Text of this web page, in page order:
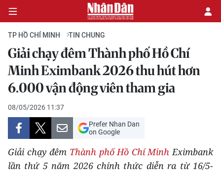
CHÍNH TRỊ
KINH TẾ
VĂN HÓA
XÃ HỘI
PHÁP LUẬT
TP HỒ CHÍ MINH TIN CHUNG
Giải chạy đêm Thành phố Hồ Chí
Minh Eximbank 2026 thu hút hơn
6.000 vận động viên tham gia
08/05/2026 11:37
Prefer Nhan Dan
on Google
Giải chạy đêm Thành phố Hồ Chí Minh Eximbank
lần thứ 5 năm 2026 chính thức diễn ra từ 16/5-